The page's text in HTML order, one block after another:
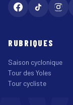
RUBRIQUES
Saison cyclonique
Tour des Yoles
Tour cycliste